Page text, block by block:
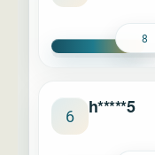
8
6 h*****5